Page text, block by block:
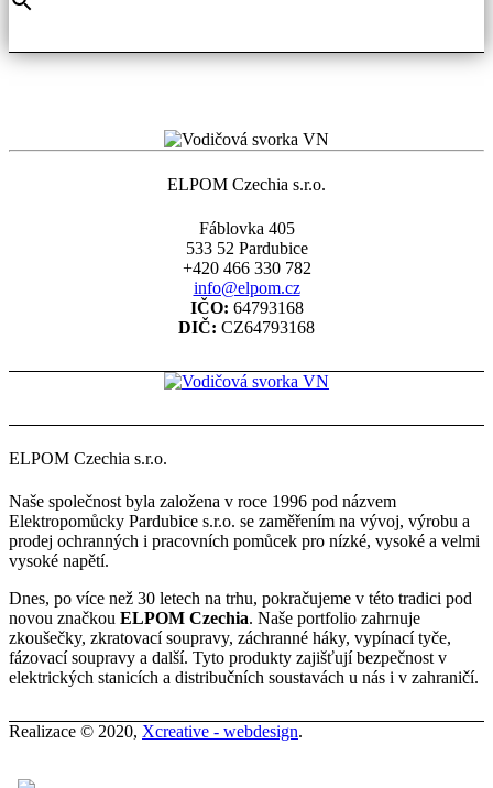
ELPOM Czechia s.r.o.
Fáblovka 405
533 52 Pardubice
+420 466 330 782
info@elpom.cz
IČO: 64793168
DIČ: CZ64793168
ELPOM Czechia s.r.o.
Naše společnost byla založena v roce 1996 pod názvem
Elektropomůcky Pardubice s.r.o. se zaměřením na vývoj, výrobu a
prodej ochranných i pracovních pomůcek pro nízké, vysoké a velmi
vysoké napětí.
Dnes, po více než 30 letech na trhu, pokračujeme v této tradici pod
novou značkou ELPOM Czechia. Naše portfolio zahrnuje
zkoušečky, zkratovací soupravy, záchranné háky, vypínací tyče,
fázovací soupravy a další. Tyto produkty zajišťují bezpečnost v
elektrických stanicích a distribučních soustavách u nás i v zahraničí.
Realizace © 2020, Xcreative - webdesign.